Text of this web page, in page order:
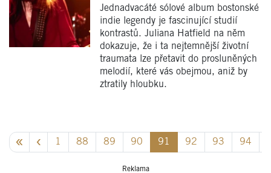
Jednadvacáté sólové album bostonské
indie legendy je fascinující studií
kontrastů. Juliana Hatfield na něm
dokazuje, že i ta nejtemnější životní
traumata lze přetavit do prosluněných
melodií, které vás obejmou, aniž by
ztratily hloubku.
1 88 89 90 91 92 93 94
Reklama